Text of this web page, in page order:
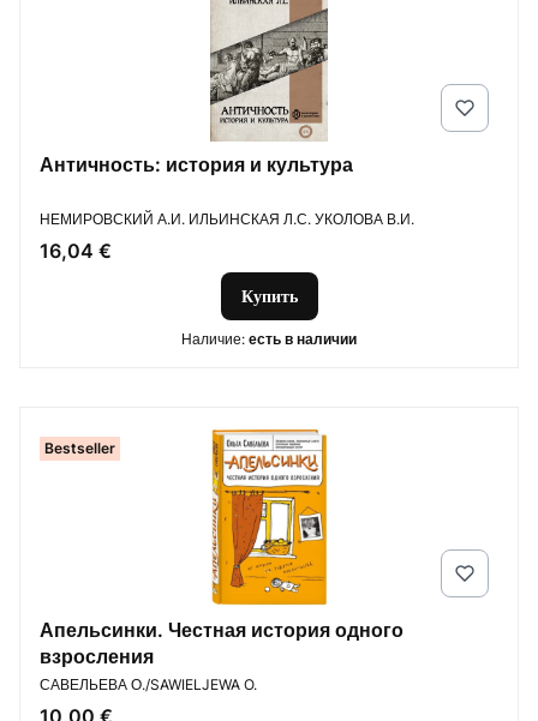
Античность: история и культура
ПРОИЗВОДИТЕЛЬ
НЕМИРОВСКИЙ А.И. ИЛЬИНСКАЯ Л.С. УКОЛОВА В.И.
Цена
16,04 €
Купить
Наличие: есть в наличии
Bestseller
Апельсинки. Честная история одного
взросления
ПРОИЗВОДИТЕЛЬ
САВЕЛЬЕВА О./SAWIELJEWA O.
Цена
10,00 €